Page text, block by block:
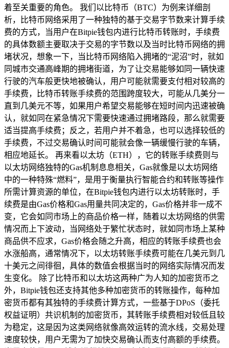
着至关重要的角色。 我们以比特币（BTC）为例来详细剖
析，比特币网络采用了一种独特的基于交易字节数来计算手续
费的方式，当用户在Bitpie钱包内进行比特币转账时，手续费
的具体数额主要取决于交易的字节数以及当时比特币网络的拥
堵状况，想象一下，当比特币网络陷入拥堵的“泥沼”时，就如
同城市交通高峰期的拥堵街道，为了让交易能够如同一辆快速
行驶的汽车般更快地被确认，用户可能就需要支付相对较高的
手续费，比特币转账手续费的范围跨度较大，可能从几美分一
直到几美元不等，如果用户希望交易能够在短时间内迅速被确
认，就如同在紧急情况下需要快速通过拥堵路段，那么就需要
适当提高手续费；反之，若用户并不着急，也可以选择较低的
手续费，不过交易确认时间可能就会像一辆缓慢行驶的车辆，
相应地延长。 再来看以太坊（ETH），它的转账手续费则与
以太坊网络独特的Gas机制息息相关，Gas就像是以太坊网络
中的一种特殊“燃料”，是用于衡量执行智能合约和转账等操作
所需计算资源的单位，在Bitpie钱包内进行以太坊转账时，手
续费是由Gas价格和Gas用量共同决定的，Gas价格并非一成不
变，它会如同市场上的商品价格一样，随着以太坊网络的供需
情况而上下波动，当网络处于繁忙状态时，就如同市场上某种
商品供不应求，Gas价格会随之升高，相应的转账手续费也会
水涨船高，通常情况下，以太坊转账手续费可能在几美元到几
十美元之间徘徊，具体的数值会根据当时的网络实际情况而发
生变化。 除了比特币和以太坊这两种广为人知的加密货币之
外，Bitpie钱包还支持其他多种加密货币的转账操作，每种加
密货币都有其独特的手续费计算方式，一些基于DPoS（委托
权益证明）共识机制的加密货币，其转账手续费相对较低且较
为稳定，这是因为这类网络就像高效运转的流水线，交易处理
速度较快，用户无需为了加快交易确认而支付高额的手续费。